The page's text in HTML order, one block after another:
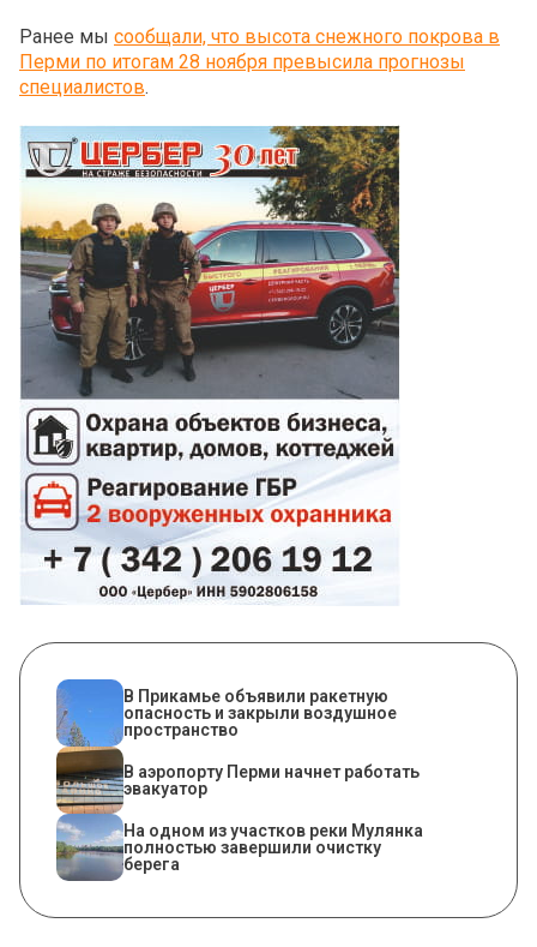
Ранее мы сообщали, что высота снежного покрова в
Перми по итогам 28 ноября превысила прогнозы
специалистов.
В Прикамье объявили ракетную
опасность и закрыли воздушное
пространство
В аэропорту Перми начнет работать
эвакуатор
На одном из участков реки Мулянка
полностью завершили очистку
берега